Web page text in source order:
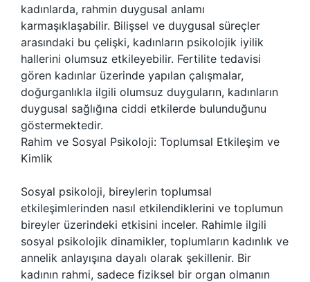
kadınlarda, rahmin duygusal anlamı
karmaşıklaşabilir. Bilişsel ve duygusal süreçler
arasındaki bu çelişki, kadınların psikolojik iyilik
hallerini olumsuz etkileyebilir. Fertilite tedavisi
gören kadınlar üzerinde yapılan çalışmalar,
doğurganlıkla ilgili olumsuz duyguların, kadınların
duygusal sağlığına ciddi etkilerde bulunduğunu
göstermektedir.
Rahim ve Sosyal Psikoloji: Toplumsal Etkileşim ve
Kimlik
Sosyal psikoloji, bireylerin toplumsal
etkileşimlerinden nasıl etkilendiklerini ve toplumun
bireyler üzerindeki etkisini inceler. Rahimle ilgili
sosyal psikolojik dinamikler, toplumların kadınlık ve
annelik anlayışına dayalı olarak şekillenir. Bir
kadının rahmi, sadece fiziksel bir organ olmanın